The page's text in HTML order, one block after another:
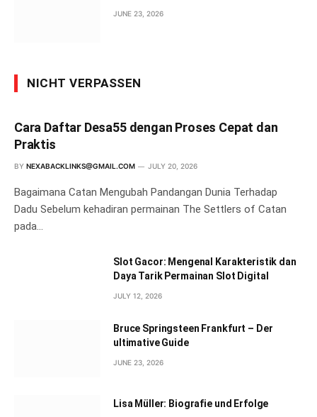
JUNE 23, 2026
NICHT VERPASSEN
Cara Daftar Desa55 dengan Proses Cepat dan
Praktis
BY NEXABACKLINKS@GMAIL.COM JULY 20, 2026
Bagaimana Catan Mengubah Pandangan Dunia Terhadap
Dadu Sebelum kehadiran permainan The Settlers of Catan
pada…
Slot Gacor: Mengenal Karakteristik dan
Daya Tarik Permainan Slot Digital
JULY 12, 2026
Bruce Springsteen Frankfurt – Der
ultimative Guide
JUNE 23, 2026
Lisa Müller: Biografie und Erfolge